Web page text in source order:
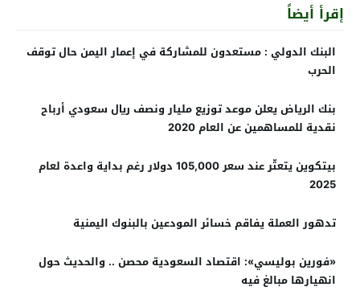
إقرأ أيضاً
البنك الدولي : مستعدون للمشاركة في إعمار اليمن حال توقف
الحرب
بنك الرياض يعلن موعد توزيع مليار ونصف ريال سعودي أرباح
نقدية للمساهمين عن العام 2020
بيتكوين يتعثّر عند سعر 105,000 دولار رغم بداية واعدة لعام
2025
تدهور العملة يفاقم خسائر المودعين بالبنوك اليمنية
«فورين بوليسي»: اقتصاد السعودية محصن .. والحديث حول
انهيارها مبالغ فيه